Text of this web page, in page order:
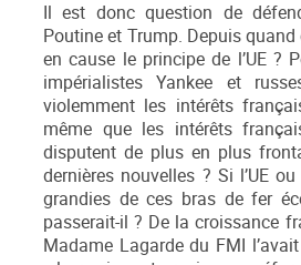
Il est donc question de
Poutine et Trump. Depuis
en cause le principe de l’UE ?
impérialistes Yankee et
violemment les intérêts
même que les intérêts
disputent de plus en plus
dernières nouvelles ? Si l’UE
grandies de ces bras de fer
passerait-il ? De la croissance
Madame Lagarde du FMI